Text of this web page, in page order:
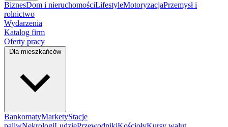
BiznesDom i nieruchomościLifestyleMotoryzacjaPrzemysł i
rolnictwo
Wydarzenia
Katalog firm
Oferty pracy
Dla mieszkańców
BankomatyMarketyStacje